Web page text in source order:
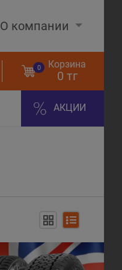
О компании
0 Корзина
0 тг
АКЦИИ